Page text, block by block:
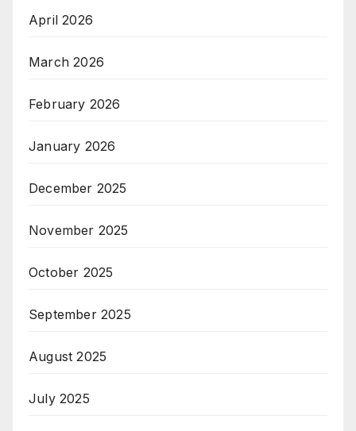
April 2026
March 2026
February 2026
January 2026
December 2025
November 2025
October 2025
September 2025
August 2025
July 2025